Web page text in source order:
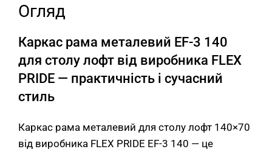
Огляд
Каркас рама металевий EF-3 140
для столу лофт від виробника FLEX
PRIDE — практичність і сучасний
стиль
Каркас рама металевий для столу лофт 140×70
від виробника FLEX PRIDE EF-3 140 — це